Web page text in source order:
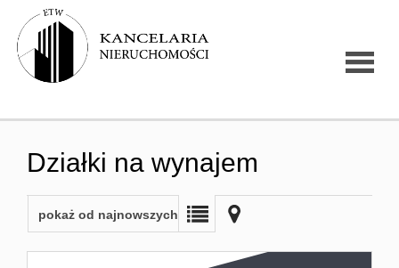
Strona
Działki na wynajem
pokaż od najnowszych